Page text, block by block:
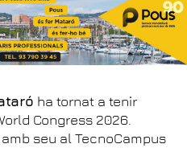
ha tornat a tenir
Congress 2026.
amb seu al TecnoCampus